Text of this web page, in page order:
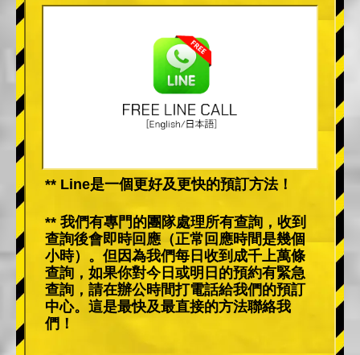
** Line是一個更好及更快的預訂方法！
** 我們有專門的團隊處理所有查詢，收到
查詢後會即時回應（正常回應時間是幾個
小時）。但因為我們每日收到成千上萬條
查詢，如果你對今日或明日的預約有緊急
查詢，請在辦公時間打電話給我們的預訂
中心。這是最快及最直接的方法聯絡我
們！